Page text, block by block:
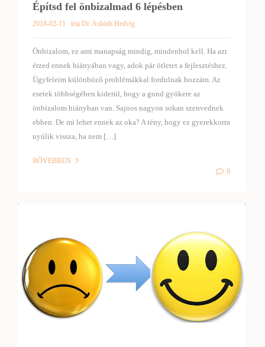
Építsd fel önbizalmad 6 lépésben
2018-02-11 írta Dr. Asbóth Hedvig
Önbizalom, ez ami manapság mindig, mindenhol kell. Ha azt
érzed ennek hiányában vagy, adok pár ötletet a fejlesztéshez.
Ügyfeleim különböző problémákkal fordulnak hozzám. Az
esetek többségében kiderül, hogy a gond gyökere az
önbizalom hiányban van. Sajnos nagyon sokan szenvednek
ebben. De mi lehet ennek az oka? A tény, hogy ez gyerekkorra
nyúlik vissza, ha nem […]
BŐVEBBEN
0